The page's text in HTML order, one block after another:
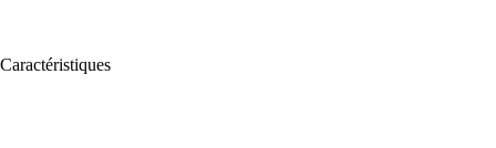
Caractéristiques